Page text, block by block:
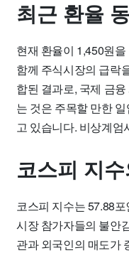
최근 환율
현재 환율이 1,450원
함께 주식시장의 급락
합된 결과로, 국제 금
는 것은 주목할 만한
고 있습니다. 비상계
코스피 지
코스피 지수는 57.88
시장 참가자들의 불안
관과 외국인의 매도가